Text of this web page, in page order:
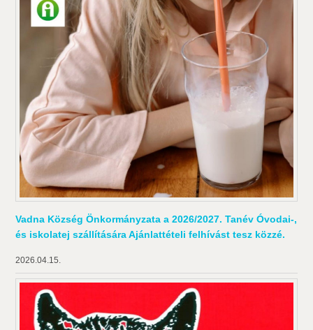
Vadna Község Önkormányzata a 2026/2027. Tanév Óvodai-,
és iskolatej szállítására Ajánlattételi felhívást tesz közzé.
2026.04.15.